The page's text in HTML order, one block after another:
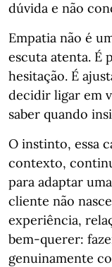
dúvida e não
Empatia não é
escuta atenta. É
hesitação. É
decidir ligar em
saber quando
O instinto, essa
contexto,
para adaptar
cliente não
experiência,
bem-querer:
genuinamente